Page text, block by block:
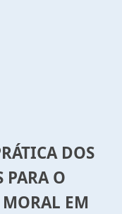
DOS
PARA O
EM